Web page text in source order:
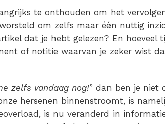
te onthouden om het
om zelfs maar één nuttig
dat je hebt gelezen? En hoeveel
of notitie waarvan je zeker wist
zelfs vandaag nog!” dan ben je niet
hersenen binnenstroomt, is
is nu veranderd in